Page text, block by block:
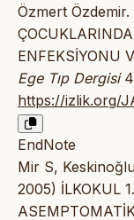
Özmert Özdemir.
ENFEKSİYONU
Ege Tıp Dergisi
https://izlik.org/
EndNote
Mir S,
2005) İLKOKUL